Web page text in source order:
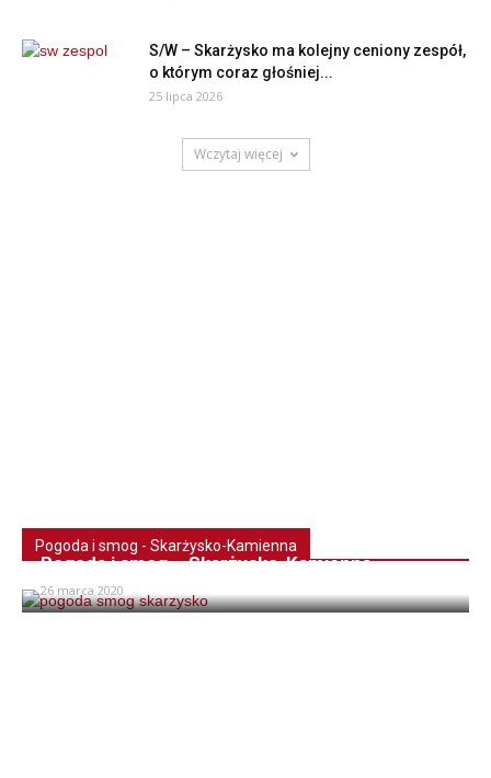
S/W – Skarżysko ma kolejny ceniony zespół,
o którym coraz głośniej...
25 lipca 2026
Wczytaj więcej
Pogoda i smog - Skarżysko-Kamienna
Pogoda i smog – Skarżysko-Kamienna
26 marca 2020